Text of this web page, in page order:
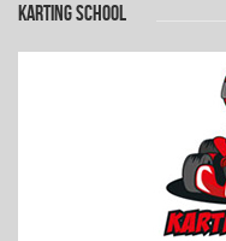
KARTING SCHOOL